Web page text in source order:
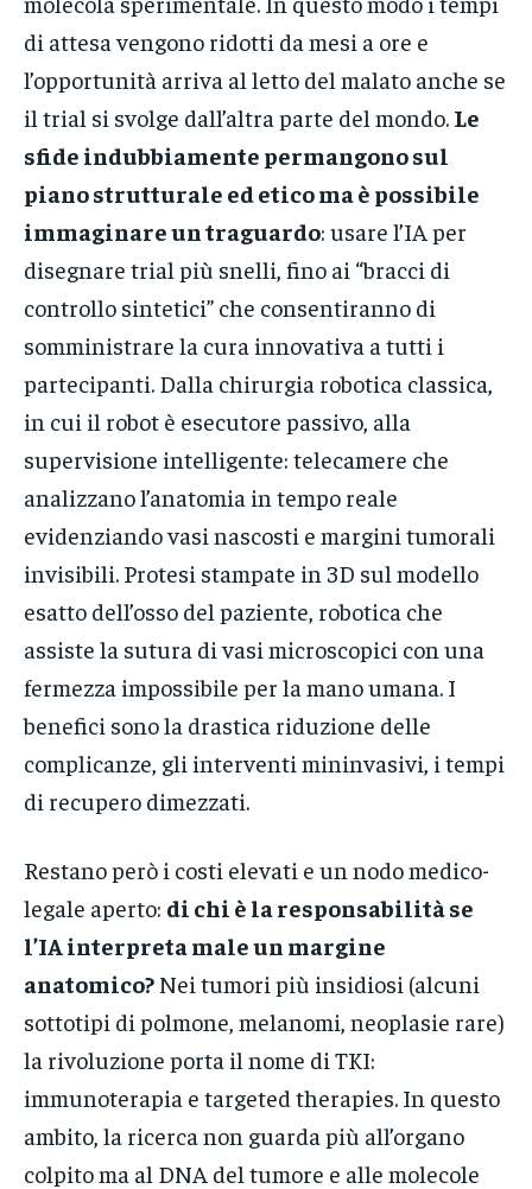
di attesa vengono ridotti da mesi a ore e
l’opportunità arriva al letto del malato anche se
il trial si svolge dall’altra parte del mondo. Le
sfide indubbiamente permangono sul
piano strutturale ed etico ma è possibile
immaginare un traguardo: usare l’IA per
disegnare trial più snelli, fino ai “bracci di
controllo sintetici” che consentiranno di
somministrare la cura innovativa a tutti i
partecipanti. Dalla chirurgia robotica classica,
in cui il robot è esecutore passivo, alla
supervisione intelligente: telecamere che
analizzano l’anatomia in tempo reale
evidenziando vasi nascosti e margini tumorali
invisibili. Protesi stampate in 3D sul modello
esatto dell’osso del paziente, robotica che
assiste la sutura di vasi microscopici con una
fermezza impossibile per la mano umana. I
benefici sono la drastica riduzione delle
complicanze, gli interventi mininvasivi, i tempi
di recupero dimezzati.
Restano però i costi elevati e un nodo medico-
legale aperto: di chi è la responsabilità se
l’IA interpreta male un margine
anatomico? Nei tumori più insidiosi (alcuni
sottotipi di polmone, melanomi, neoplasie rare)
la rivoluzione porta il nome di TKI:
immunoterapia e targeted therapies. In questo
ambito, la ricerca non guarda più all’organo
colpito ma al DNA del tumore e alle molecole